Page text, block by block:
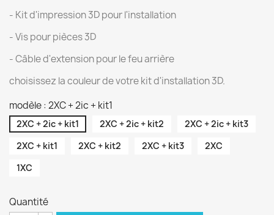
- Kit d'impression 3D pour l'installation
- Vis pour pièces 3D
- Câble d'extension pour le feu arrière
choisissez la couleur de votre kit d'installation 3D.
modèle : 2XC + 2ic + kit1
2XC + 2ic + kit1 2XC + 2ic + kit2
2XC + 2ic + kit3
2XC + kit1
2XC + kit2 2XC + kit3
2XC
1XC
Quantité